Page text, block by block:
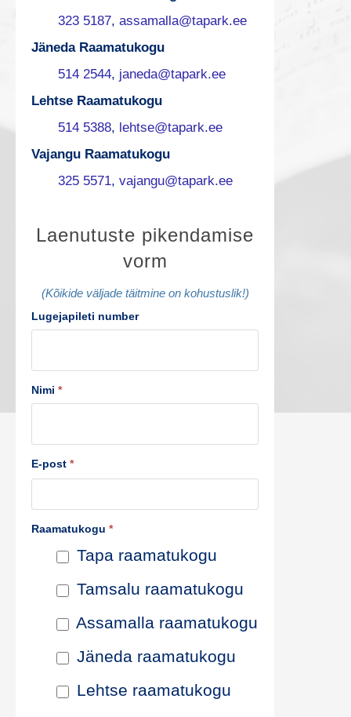
323 5187, assamalla@tapark.ee
Jäneda Raamatukogu
514 2544, janeda@tapark.ee
Lehtse Raamatukogu
514 5388, lehtse@tapark.ee
Vajangu Raamatukogu
325 5571, vajangu@tapark.ee
L
n
t
s
t
e
Laenutuste pikendamise
vorm
(Kõikide väljade täitmine on kohustuslik!)
Lugejapileti number
Nimi *
E-post *
Raamatukogu *
Tapa raamatukogu
Tamsalu raamatukogu
Assamalla raamatukogu
Jäneda raamatukogu
Lehtse raamatukogu